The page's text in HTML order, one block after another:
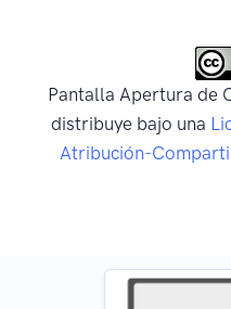
Pantalla Apertura de
distribuye bajo una
Atribución-